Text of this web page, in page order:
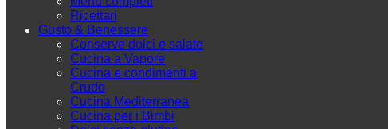
Ricettari
Gusto & Benessere
Conserve dolci e salate
Cucina a Vapore
Cucina e condimenti a
Crudo
Cucina Mediterranea
Cucina per i Bimbi